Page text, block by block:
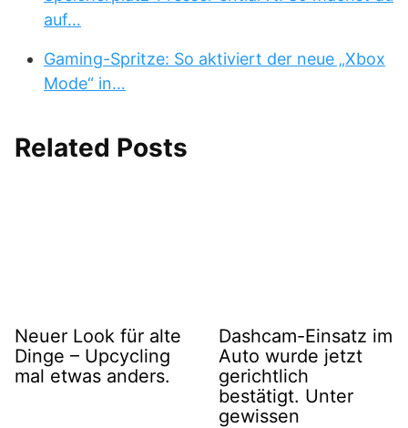
auf…
Gaming-Spritze: So aktiviert der neue „Xbox
Mode“ in…
Related Posts
Neuer Look für alte
Dinge – Upcycling
mal etwas anders.
Dashcam-Einsatz im
Auto wurde jetzt
gerichtlich
bestätigt. Unter
gewissen